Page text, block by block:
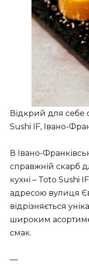
Відкрий для себе
Sushi IF, Івано-
В Івано-
справжній скарб
кухні – Toto Sushi
адресою вулиця
відрізняється
широким
смак.
—